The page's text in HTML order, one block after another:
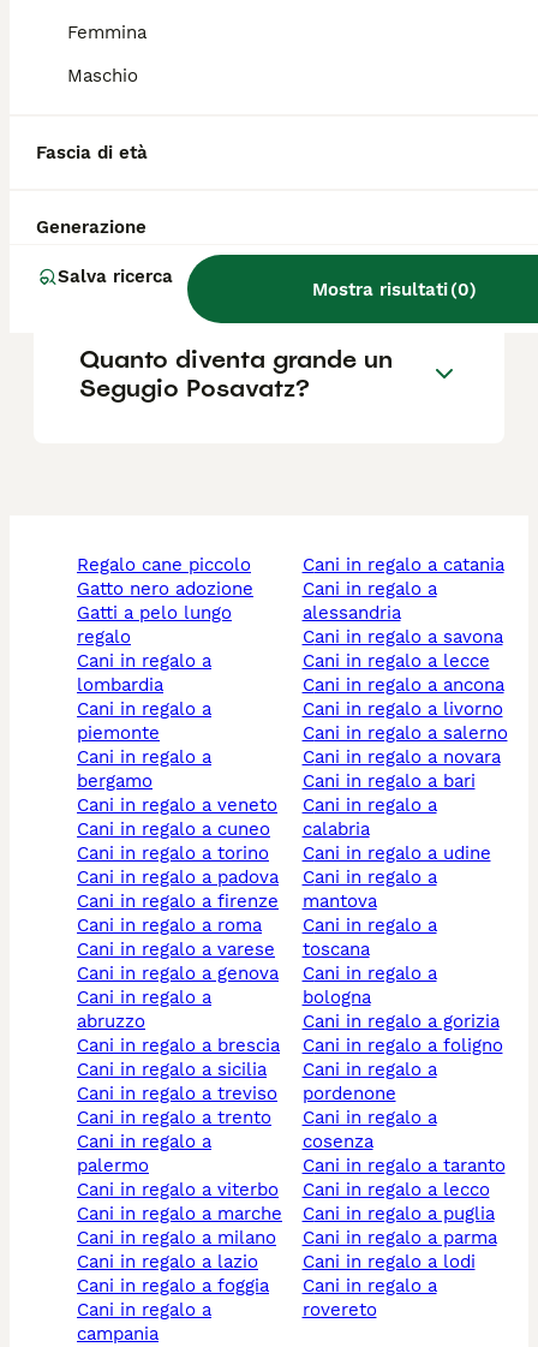
Femmina
Maschio
Fascia di età
Generazione
Salva ricerca
Mostra risultati(0)
Quali sono le caratteristiche
Posavatz?
Qual è il carattere del
segugio Posavatz?
Quanto diventa grande un
Segugio Posavatz?
regalo cane piccolo
gatto nero adozione
gatti a pelo lungo
regalo
cani in regalo a
lombardia
cani in regalo a
piemonte
cani in regalo a
bergamo
cani in regalo a veneto
cani in regalo a cuneo
cani in regalo a torino
cani in regalo a padova
cani in regalo a firenze
cani in regalo a roma
cani in regalo a varese
cani in regalo a genova
cani in regalo a
abruzzo
cani in regalo a brescia
cani in regalo a sicilia
cani in regalo a treviso
cani in regalo a trento
cani in regalo a
palermo
cani in regalo a viterbo
cani in regalo a marche
cani in regalo a milano
cani in regalo a lazio
cani in regalo a foggia
cani in regalo a
campania
cani in regalo a catania
cani in regalo a
alessandria
cani in regalo a savona
cani in regalo a lecce
cani in regalo a ancona
cani in regalo a livorno
cani in regalo a salerno
cani in regalo a novara
cani in regalo a bari
cani in regalo a
calabria
cani in regalo a udine
cani in regalo a
mantova
cani in regalo a
toscana
cani in regalo a
bologna
cani in regalo a gorizia
cani in regalo a foligno
cani in regalo a
pordenone
cani in regalo a
cosenza
cani in regalo a taranto
cani in regalo a lecco
cani in regalo a puglia
cani in regalo a parma
cani in regalo a lodi
cani in regalo a
rovereto